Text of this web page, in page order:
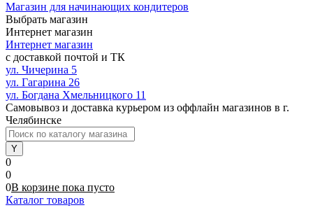
Магазин для начинающих кондитеров
Выбрать магазин
Интернет магазин
Интернет магазин
с доставкой почтой и ТК
ул. Чичерина 5
ул. Гагарина 26
ул. Богдана Хмельницкого 11
Самовывоз и доставка курьером из оффлайн магазинов в г.
Челябинске
0
0
0В корзине пока пусто
Каталог товаров